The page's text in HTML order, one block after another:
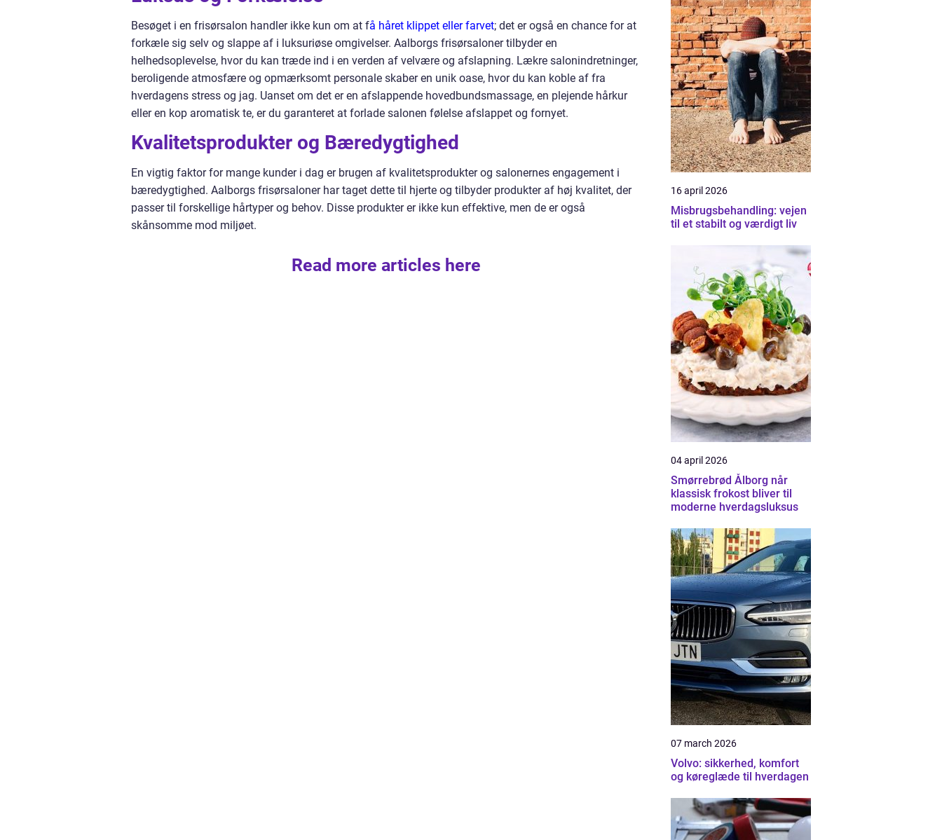
Besøget i en frisørsalon handler ikke kun om at få håret klippet eller farvet; det er også en chance for at
forkæle sig selv og slappe af i luksuriøse omgivelser. Aalborgs frisørsaloner tilbyder en
helhedsoplevelse, hvor du kan træde ind i en verden af velvære og afslapning. Lækre salonindretninger,
beroligende atmosfære og opmærksomt personale skaber en unik oase, hvor du kan koble af fra
hverdagens stress og jag. Uanset om det er en afslappende hovedbundsmassage, en plejende hårkur
eller en kop aromatisk te, er du garanteret at forlade salonen følelse afslappet og fornyet.
Kvalitetsprodukter og Bæredygtighed
En vigtig faktor for mange kunder i dag er brugen af kvalitetsprodukter og salonernes engagement i
bæredygtighed. Aalborgs frisørsaloner har taget dette til hjerte og tilbyder produkter af høj kvalitet, der
passer til forskellige hårtyper og behov. Disse produkter er ikke kun effektive, men de er også
skånsomme mod miljøet.
Read more articles here
16 april 2026
Misbrugsbehandling: vejen
til et stabilt og værdigt liv
04 april 2026
Smørrebrød Ålborg når
klassisk frokost bliver til
moderne hverdagsluksus
07 march 2026
Volvo: sikkerhed, komfort
og køreglæde til hverdagen